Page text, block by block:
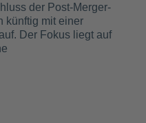
der Post-Merger-
künftig mit einer
Der Fokus liegt auf